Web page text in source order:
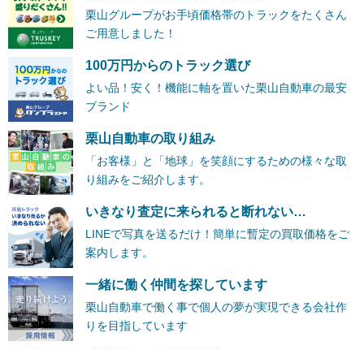
栗山グループがお手頃価格帯のトラックをたくさん
ご用意しました！
100万円からのトラック選び
よい品！安く！機能に軸を置いた栗山自動車の最安
ブランド
栗山自動車の取り組み
「お客様」と「地球」を笑顔にするための様々な取
り組みをご紹介します。
いきなり査定に来られると断れない…
LINEで写真を送るだけ！簡単に暫定の買取価格をご
案内します。
一緒に働く仲間を探しています
栗山自動車で働く事で個人の夢が実現できる会社作
りを目指しています